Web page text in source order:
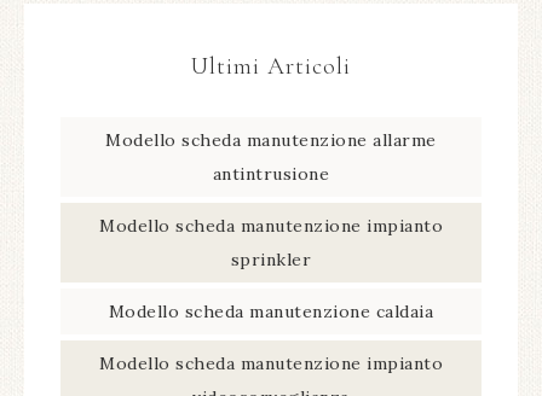
Ultimi Articoli
Modello scheda manutenzione allarme
antintrusione​
Modello scheda manutenzione impianto
sprinkler​
Modello scheda manutenzione caldaia​
Modello scheda manutenzione impianto